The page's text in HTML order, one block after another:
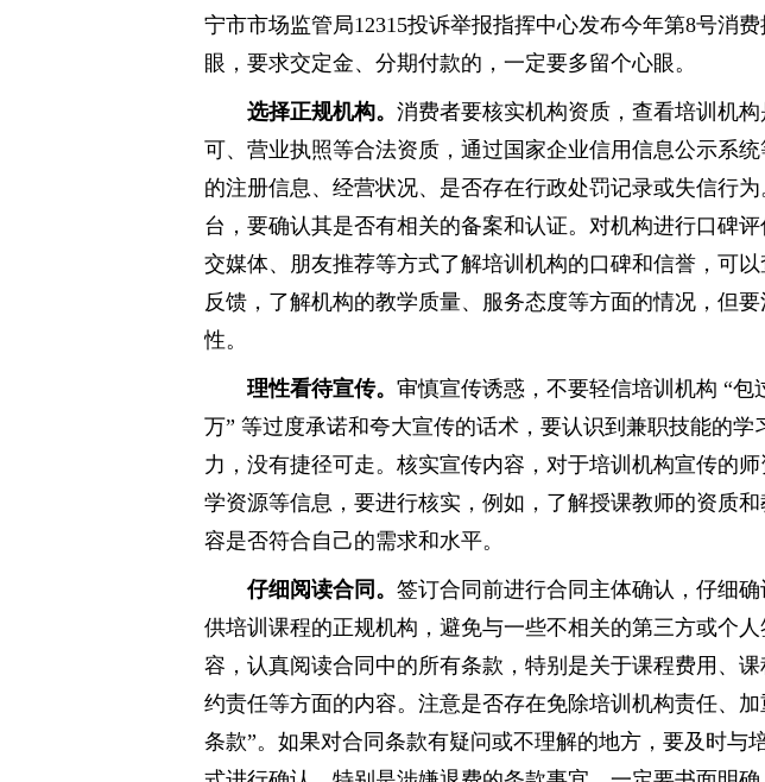
宁市市场监管局12315投诉举报指挥中心发布今年第8号消
眼，要求交定金、分期付款的，一定要多留个心眼。
选择正规机构。 消费者要核实机构资质，查看培训机
可、营业执照等合法资质，通过国家企业信用信息公示系
的注册信息、经营状况、是否存在行政处罚记录或失信行
台，要确认其是否有相关的备案和认证。对机构进行口碑
交媒体、朋友推荐等方式了解培训机构的口碑和信誉，可
反馈，了解机构的教学质量、服务态度等方面的情况，但
性。
理性看待宣传。 审慎宣传诱惑，不要轻信培训机构 “包
万” 等过度承诺和夸大宣传的话术，要认识到兼职技能的学
力，没有捷径可走。核实宣传内容，对于培训机构宣传的
学资源等信息，要进行核实，例如，了解授课教师的资质
容是否符合自己的需求和水平。
仔细阅读合同。 签订合同前进行合同主体确认，仔细
供培训课程的正规机构，避免与一些不相关的第三方或个
容，认真阅读合同中的所有条款，特别是关于课程费用、
约责任等方面的内容。注意是否存在免除培训机构责任、
条款”。如果对合同条款有疑问或不理解的地方，要及时与